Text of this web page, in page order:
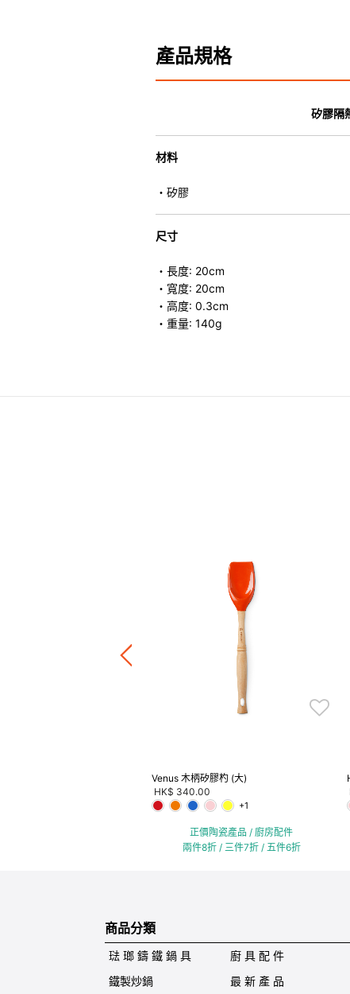
產品規格
矽膠隔
材料
・矽膠
尺寸
・長度: 20cm
・寬度: 20cm
・高度: 0.3cm
・重量: 140g
Venus 木柄矽膠杓 (大)
HK$ 340.00
+1
正價陶瓷產品 / 廚房配件
兩件8折 / 三件7折 / 五件6折
商品分類
琺 瑯 鑄 鐵 鍋 具
鐵製炒鍋
廚 具 配 件
最 新 產 品